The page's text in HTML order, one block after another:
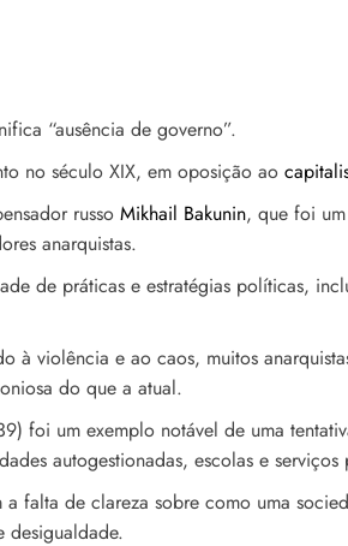
“ausência de governo”.
no século XIX, em oposição ao
russo Mikhail Bakunin, que foi
anarquistas.
de práticas e estratégias políticas,
à violência e ao caos, muitos
do que a atual.
foi um exemplo notável de uma
autogestionadas, escolas e
falta de clareza sobre como uma
desigualdade.